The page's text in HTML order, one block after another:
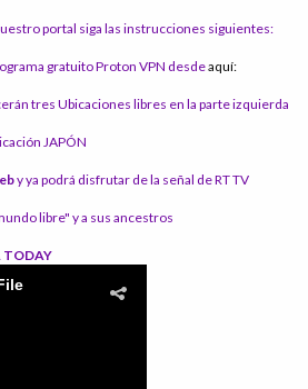
portal siga las instrucciones siguientes:
gratuito Proton VPN desdeaquí:
tres Ubicaciones libres en la parte izquierda
JAPÓN
y ya podrá disfrutar de la señal de RT TV
libre" y a sus ancestros
TODAY